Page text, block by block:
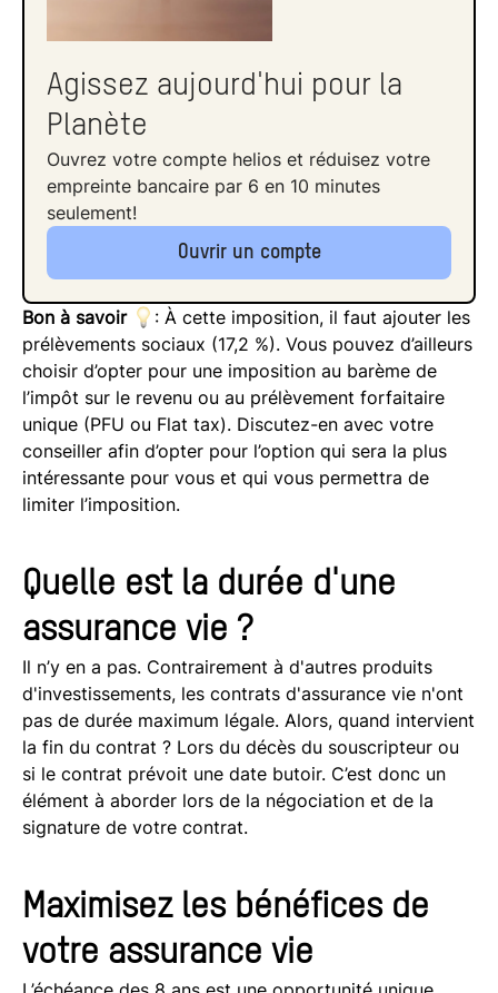
Agissez aujourd'hui pour la
Planète
Ouvrez votre compte helios et réduisez votre
empreinte bancaire par 6 en 10 minutes
seulement!
Ouvrir un compte
Bon à savoir
: À cette imposition, il faut ajouter les
prélèvements sociaux (17,2 %). Vous pouvez d’ailleurs
choisir d’opter pour une imposition au barème de
l’impôt sur le revenu ou au prélèvement forfaitaire
unique (PFU ou Flat tax). Discutez-en avec votre
conseiller afin d’opter pour l’option qui sera la plus
intéressante pour vous et qui vous permettra de
limiter l’imposition.
Quelle est la durée d'une
assurance vie ?
Il n’y en a pas. Contrairement à d'autres produits
d'investissements, les contrats d'assurance vie n'ont
pas de durée maximum légale. Alors, quand intervient
la fin du contrat ? Lors du décès du souscripteur ou
si le contrat prévoit une date butoir. C’est donc un
élément à aborder lors de la négociation et de la
signature de votre contrat.
Maximisez les bénéfices de
votre assurance vie